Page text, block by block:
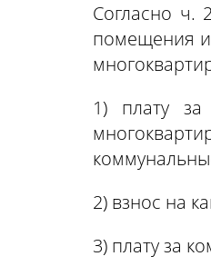
Согласно ч.
помещения и
1) плату
2) взнос на
3) плату за